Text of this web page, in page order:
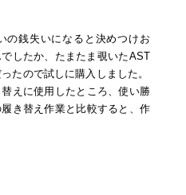
の銭失いになると決めつけお
したか、たまたま覗いたAST
たので試しに購入しました。
えに使用したところ、使い勝
き替え作業と比較すると、作